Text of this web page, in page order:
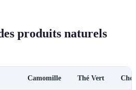
produits naturels
Camomille Thé Vert